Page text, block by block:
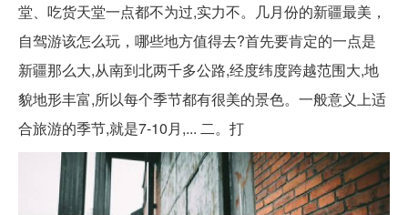
堂、吃货天堂一点都不为过,实力不。几月份的新疆最美，
自驾游该怎么玩，哪些地方值得去?首先要肯定的一点是
新疆那么大,从南到北两千多公路,经度纬度跨越范围大,地
貌地形丰富,所以每个季节都有很美的景色。一般意义上适
合旅游的季节,就是7-10月,... 二。打